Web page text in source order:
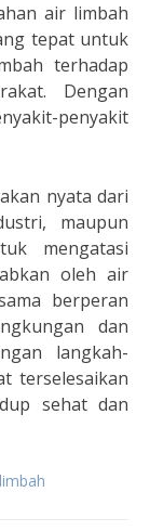
air limbah
tepat untuk
terhadap
Dengan
penyakit
nyata dari
maupun
mengatasi
oleh air
berperan
dan
langkah-
terselesaikan
sehat dan